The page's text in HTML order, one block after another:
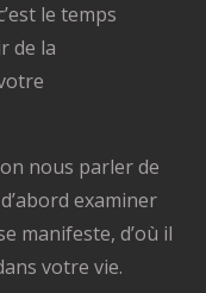
le temps
de la
nous parler de
examiner
manifeste, d’où il
votre vie.